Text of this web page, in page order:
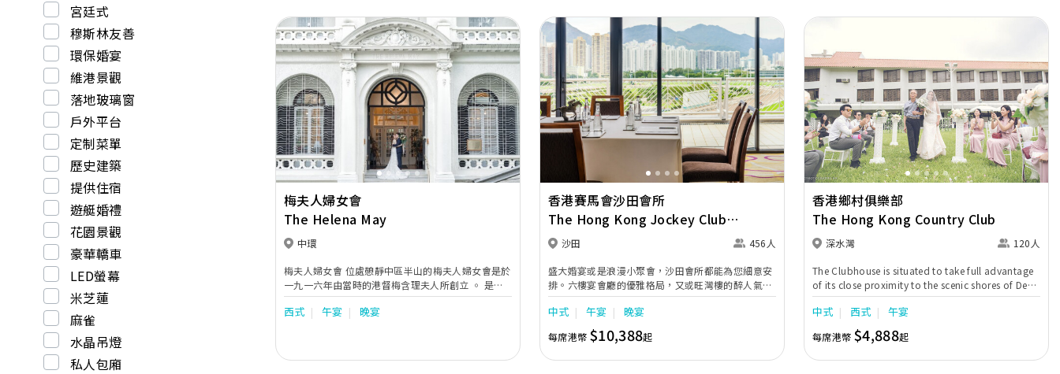
宮廷式
穆斯林友善
環保婚宴
維港景觀
落地玻璃窗
戶外平台
定制菜單
歷史建築
提供住宿
遊艇婚禮
花園景觀
豪華轎車
LED螢幕
米芝蓮
麻雀
水晶吊燈
私人包廂
1,080起 西式晚宴(宴會廳)每位由HK$ 1,180起 西式
午宴(花園廳)每位由HK$ 1,080起 西式晚宴(花園廳)
每位由HK$ 1,180起 *優惠附設條款及細則
Previous Next
梅夫人婦女會
The Helena May
中環
梅夫人婦女會 位處憩靜中區半山的梅夫人婦女會是於
一九一六年由當時的港督梅含理夫人所創立 ◦ 是現
存香港少數的古典歐陸式建築物 ٫ 並已被特區政府列
為法定的古蹟 ◦ 十七呎高的樓底 ٫ 英式的室內佈置
會廳供舉行各類型的婚宴 ◦ 舉凡二百人的雞尾酒會٫
西式 午宴 晚宴
Previous Next
香港賽馬會沙田會所
The Hong Kong Jockey Club -
Sha Tin Clubhouse
沙田 456人
盛大婚宴或是浪漫小聚會，沙田會所都能為您細意安
排。六樓宴會廳的優雅格局，又或旺灣樓的醉人氣
氛，宴會場地不但獨擁馬場宏闊 景觀，還有靈活佈局
組合。配合先進的影音設備、度身設計的菜式 及佈
置，每個細節都為您貼心奉上，創造浪漫回憶。
中式 午宴 晚宴
每席港幣 $10,388起
Previous Next
香港鄉村俱樂部
The Hong Kong Country Club
深水灣 120人
The Clubhouse is situated to take full advantage
of its close proximity to the scenic shores of Deep
Water Bay affording magnificent ocean views
from the dining outlets and function rooms on
all floors of the building.
中式 西式 午宴
每席港幣 $4,888起